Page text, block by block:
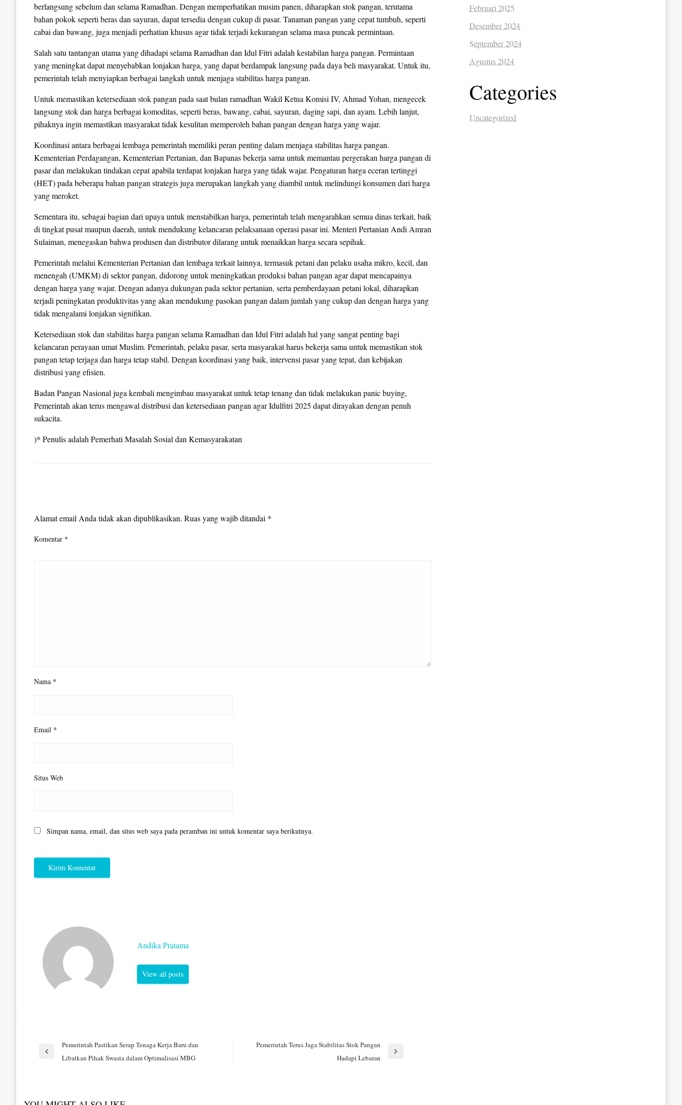
berlangsung sebelum dan selama Ramadhan. Dengan memperhatikan musim panen, diharapkan stok pangan, terutama
bahan pokok seperti beras dan sayuran, dapat tersedia dengan cukup di pasar. Tanaman pangan yang cepat tumbuh, seperti
cabai dan bawang, juga menjadi perhatian khusus agar tidak terjadi kekurangan selama masa puncak permintaan.
Salah satu tantangan utama yang dihadapi selama Ramadhan dan Idul Fitri adalah kestabilan harga pangan. Permintaan
yang meningkat dapat menyebabkan lonjakan harga, yang dapat berdampak langsung pada daya beli masyarakat. Untuk itu,
pemerintah telah menyiapkan berbagai langkah untuk menjaga stabilitas harga pangan.
Untuk memastikan ketersediaan stok pangan pada saat bulan ramadhan Wakil Ketua Komisi IV, Ahmad Yohan, mengecek
langsung stok dan harga berbagai komoditas, seperti beras, bawang, cabai, sayuran, daging sapi, dan ayam. Lebih lanjut,
pihaknya ingin memastikan masyarakat tidak kesulitan memperoleh bahan pangan dengan harga yang wajar.
Koordinasi antara berbagai lembaga pemerintah memiliki peran penting dalam menjaga stabilitas harga pangan.
Kementerian Perdagangan, Kementerian Pertanian, dan Bapanas bekerja sama untuk memantau pergerakan harga pangan di
pasar dan melakukan tindakan cepat apabila terdapat lonjakan harga yang tidak wajar. Pengaturan harga eceran tertinggi
(HET) pada beberapa bahan pangan strategis juga merupakan langkah yang diambil untuk melindungi konsumen dari harga
yang meroket.
Sementara itu, sebagai bagian dari upaya untuk menstabilkan harga, pemerintah telah mengarahkan semua dinas terkait, baik
di tingkat pusat maupun daerah, untuk mendukung kelancaran pelaksanaan operasi pasar ini. Menteri Pertanian Andi Amran
Sulaiman, menegaskan bahwa produsen dan distributor dilarang untuk menaikkan harga secara sepihak.
Pemerintah melalui Kementerian Pertanian dan lembaga terkait lainnya, termasuk petani dan pelaku usaha mikro, kecil, dan
menengah (UMKM) di sektor pangan, didorong untuk meningkatkan produksi bahan pangan agar dapat mencapainya
dengan harga yang wajar. Dengan adanya dukungan pada sektor pertanian, serta pemberdayaan petani lokal, diharapkan
terjadi peningkatan produktivitas yang akan mendukung pasokan pangan dalam jumlah yang cukup dan dengan harga yang
tidak mengalami lonjakan signifikan.
Ketersediaan stok dan stabilitas harga pangan selama Ramadhan dan Idul Fitri adalah hal yang sangat penting bagi
kelancaran perayaan umat Muslim. Pemerintah, pelaku pasar, serta masyarakat harus bekerja sama untuk memastikan stok
pangan tetap terjaga dan harga tetap stabil. Dengan koordinasi yang baik, intervensi pasar yang tepat, dan kebijakan
distribusi yang efisien.
Badan Pangan Nasional juga kembali mengimbau masyarakat untuk tetap tenang dan tidak melakukan panic buying,
Pemerintah akan terus mengawal distribusi dan ketersediaan pangan agar Idulfitri 2025 dapat dirayakan dengan penuh
sukacita.
)* Penulis adalah Pemerhati Masalah Sosial dan Kemasyarakatan
Alamat email Anda tidak akan dipublikasikan. Ruas yang wajib ditandai *
Komentar *
Nama *
Email *
Situs Web
Simpan nama, email, dan situs web saya pada peramban ini untuk komentar saya berikutnya.
Andika Pratama
View all posts
Navigasi
Previous
Pemerintah Pastikan Serap Tenaga Kerja Baru dan
Libatkan Pihak Swasta dalam Optimalisasi MBG
Pemerintah Terus Jaga Stabilitas Stok Pangan
Hadapi Lebaran
Februari 2025
Desember 2024
September 2024
Agustus 2024
Categories
Uncategorized